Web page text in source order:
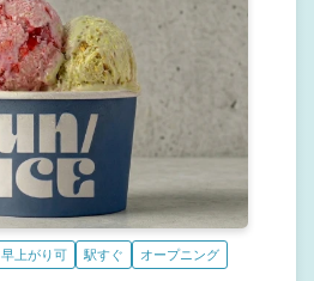
早上がり可 駅すぐ オープニング